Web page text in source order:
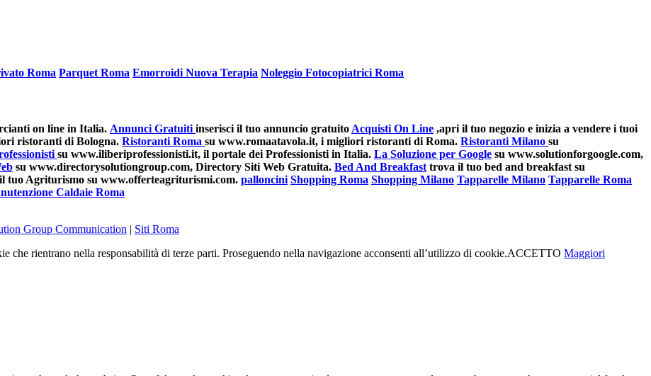
Roma Parquet Roma Emorroidi Nuova Terapia Noleggio Fotocopiatrici Roma
on line in Italia. Annunci Gratuiti inserisci il tuo annuncio gratuito Acquisti On Line ,apri il tuo negozio e inizia a vendere i tuoi
ristoranti di Bologna. Ristoranti Roma su www.romaatavola.it, i migliori ristoranti di Roma. Ristoranti Milano su
su www.iliberiprofessionisti.it, il portale dei Professionisti in Italia. La Soluzione per Google su www.solutionforgoogle.com,
su www.directorysolutiongroup.com, Directory Siti Web Gratuita. Bed And Breakfast trova il tuo bed and breakfast su
tuo Agriturismo su www.offerteagriturismi.com. palloncini Shopping Roma Shopping Milano Tapparelle Milano Tapparelle Roma
Caldaie Roma
Group Communication | Siti Roma
rientrano nella responsabilità di terze parti. Proseguendo nella navigazione acconsenti all’utilizzo di cookie.ACCETTO Maggiori